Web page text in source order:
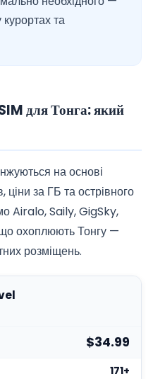
та
для Тонга: який
на основі
ціни за ГБ та острівного
Airalo, Saily, GigSky,
охоплюють Тонгу —
розміщень.
$34.99
171+